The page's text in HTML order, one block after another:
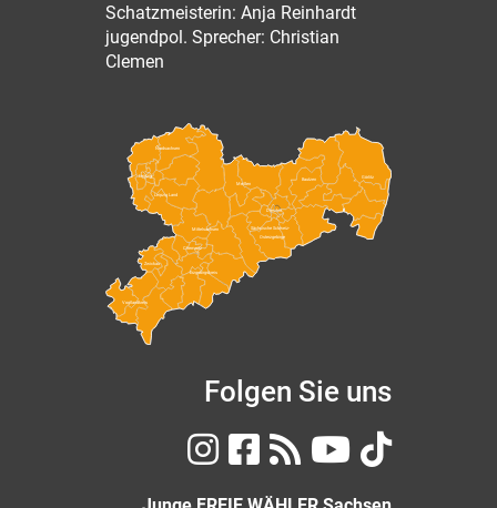
Schatzmeisterin: Anja Reinhardt
jugendpol. Sprecher: Christian
Clemen
Bautzen Görlitz
Leipzig
Leipzig Land
Meißen
Erzgebirgskreis
Mittelsachsen
Nordsachsen
Osterzgebirge
Sächsische Schweiz-
Vogtlandkreis
Zwickau
Dresden
Chemnitz
Folgen Sie uns